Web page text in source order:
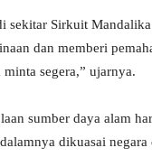
Sirkuit
dan memberi
segera,” ujarnya.
sumber daya alam
dikuasai